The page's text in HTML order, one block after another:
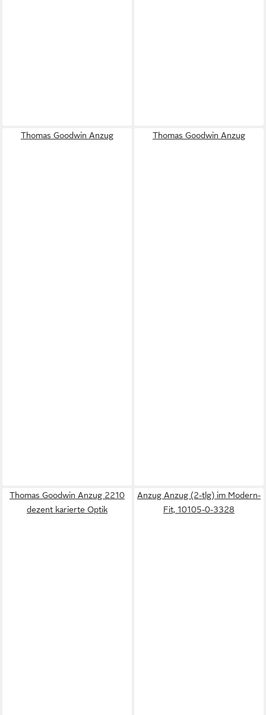
Thomas Goodwin Anzug Thomas Goodwin Anzug
Thomas Goodwin Anzug 2210
dezent karierte Optik
Anzug Anzug (2-tlg) im Modern-
Fit, 10105-0-3328